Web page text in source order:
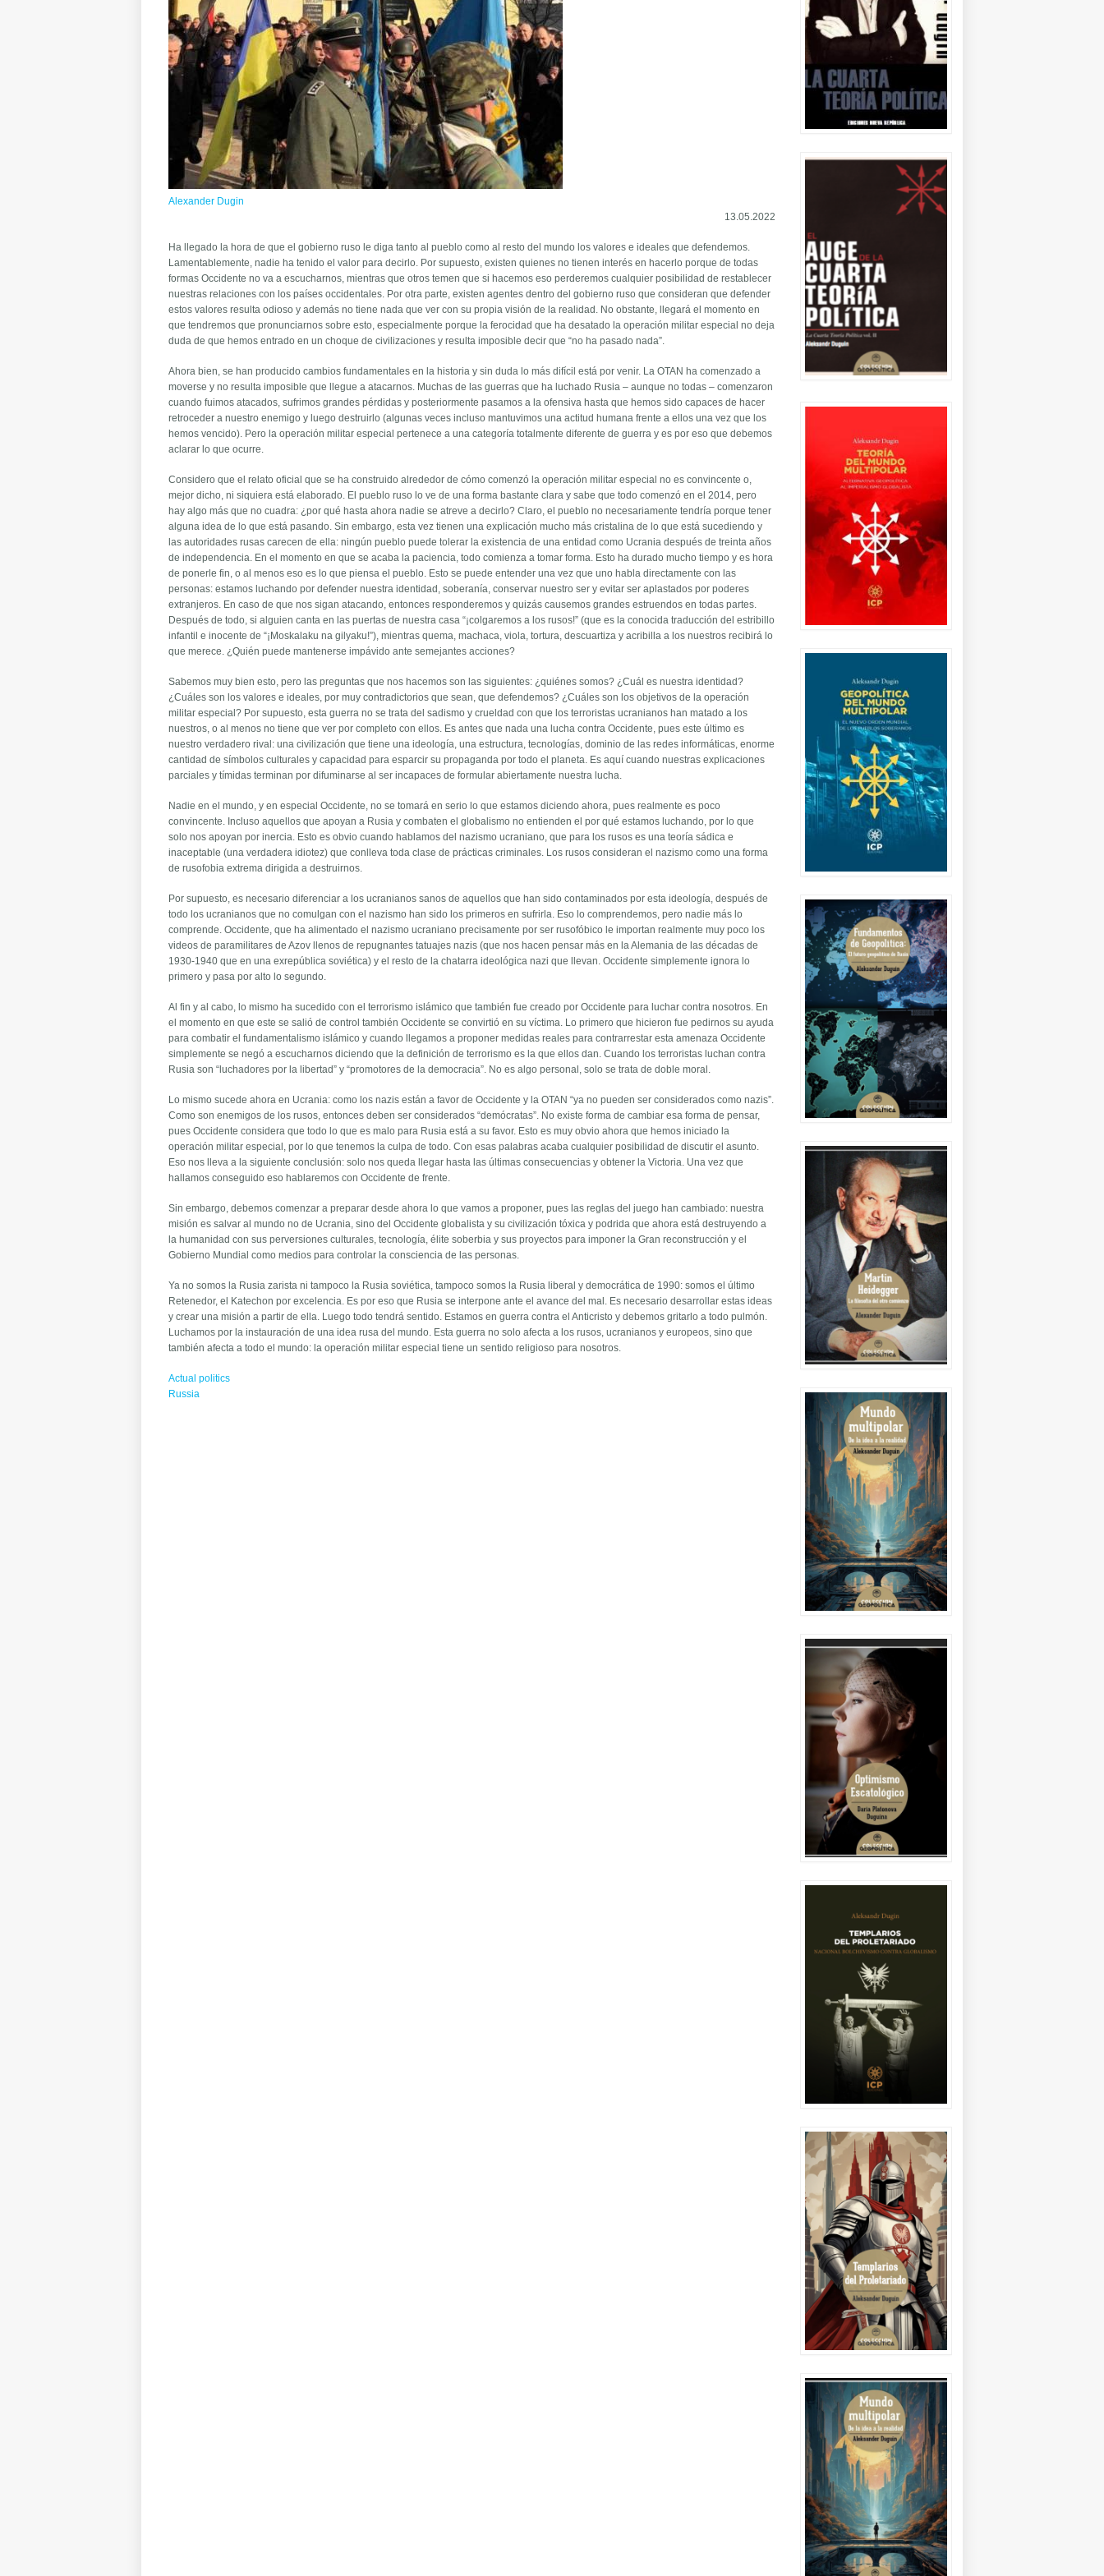
Alexander Dugin
13.05.2022
Ha llegado la hora de que el gobierno ruso le diga tanto al pueblo como al resto del mundo los valores e ideales que defendemos.
Lamentablemente, nadie ha tenido el valor para decirlo. Por supuesto, existen quienes no tienen interés en hacerlo porque de todas
formas Occidente no va a escucharnos, mientras que otros temen que si hacemos eso perderemos cualquier posibilidad de restablecer
nuestras relaciones con los países occidentales. Por otra parte, existen agentes dentro del gobierno ruso que consideran que defender
estos valores resulta odioso y además no tiene nada que ver con su propia visión de la realidad. No obstante, llegará el momento en
que tendremos que pronunciarnos sobre esto, especialmente porque la ferocidad que ha desatado la operación militar especial no deja
duda de que hemos entrado en un choque de civilizaciones y resulta imposible decir que “no ha pasado nada”.
Ahora bien, se han producido cambios fundamentales en la historia y sin duda lo más difícil está por venir. La OTAN ha comenzado a
moverse y no resulta imposible que llegue a atacarnos. Muchas de las guerras que ha luchado Rusia – aunque no todas – comenzaron
cuando fuimos atacados, sufrimos grandes pérdidas y posteriormente pasamos a la ofensiva hasta que hemos sido capaces de hacer
retroceder a nuestro enemigo y luego destruirlo (algunas veces incluso mantuvimos una actitud humana frente a ellos una vez que los
hemos vencido). Pero la operación militar especial pertenece a una categoría totalmente diferente de guerra y es por eso que debemos
aclarar lo que ocurre.
Considero que el relato oficial que se ha construido alrededor de cómo comenzó la operación militar especial no es convincente o,
mejor dicho, ni siquiera está elaborado. El pueblo ruso lo ve de una forma bastante clara y sabe que todo comenzó en el 2014, pero
hay algo más que no cuadra: ¿por qué hasta ahora nadie se atreve a decirlo? Claro, el pueblo no necesariamente tendría porque tener
alguna idea de lo que está pasando. Sin embargo, esta vez tienen una explicación mucho más cristalina de lo que está sucediendo y
las autoridades rusas carecen de ella: ningún pueblo puede tolerar la existencia de una entidad como Ucrania después de treinta años
de independencia. En el momento en que se acaba la paciencia, todo comienza a tomar forma. Esto ha durado mucho tiempo y es hora
de ponerle fin, o al menos eso es lo que piensa el pueblo. Esto se puede entender una vez que uno habla directamente con las
personas: estamos luchando por defender nuestra identidad, soberanía, conservar nuestro ser y evitar ser aplastados por poderes
extranjeros. En caso de que nos sigan atacando, entonces responderemos y quizás causemos grandes estruendos en todas partes.
Después de todo, si alguien canta en las puertas de nuestra casa “¡colgaremos a los rusos!” (que es la conocida traducción del estribillo
infantil e inocente de “¡Moskalaku na gilyaku!”), mientras quema, machaca, viola, tortura, descuartiza y acribilla a los nuestros recibirá lo
que merece. ¿Quién puede mantenerse impávido ante semejantes acciones?
Sabemos muy bien esto, pero las preguntas que nos hacemos son las siguientes: ¿quiénes somos? ¿Cuál es nuestra identidad?
¿Cuáles son los valores e ideales, por muy contradictorios que sean, que defendemos? ¿Cuáles son los objetivos de la operación
militar especial? Por supuesto, esta guerra no se trata del sadismo y crueldad con que los terroristas ucranianos han matado a los
nuestros, o al menos no tiene que ver por completo con ellos. Es antes que nada una lucha contra Occidente, pues este último es
nuestro verdadero rival: una civilización que tiene una ideología, una estructura, tecnologías, dominio de las redes informáticas, enorme
cantidad de símbolos culturales y capacidad para esparcir su propaganda por todo el planeta. Es aquí cuando nuestras explicaciones
parciales y tímidas terminan por difuminarse al ser incapaces de formular abiertamente nuestra lucha.
Nadie en el mundo, y en especial Occidente, no se tomará en serio lo que estamos diciendo ahora, pues realmente es poco
convincente. Incluso aquellos que apoyan a Rusia y combaten el globalismo no entienden el por qué estamos luchando, por lo que
solo nos apoyan por inercia. Esto es obvio cuando hablamos del nazismo ucraniano, que para los rusos es una teoría sádica e
inaceptable (una verdadera idiotez) que conlleva toda clase de prácticas criminales. Los rusos consideran el nazismo como una forma
de rusofobia extrema dirigida a destruirnos.
Por supuesto, es necesario diferenciar a los ucranianos sanos de aquellos que han sido contaminados por esta ideología, después de
todo los ucranianos que no comulgan con el nazismo han sido los primeros en sufrirla. Eso lo comprendemos, pero nadie más lo
comprende. Occidente, que ha alimentado el nazismo ucraniano precisamente por ser rusofóbico le importan realmente muy poco los
videos de paramilitares de Azov llenos de repugnantes tatuajes nazis (que nos hacen pensar más en la Alemania de las décadas de
1930-1940 que en una exrepública soviética) y el resto de la chatarra ideológica nazi que llevan. Occidente simplemente ignora lo
primero y pasa por alto lo segundo.
Al fin y al cabo, lo mismo ha sucedido con el terrorismo islámico que también fue creado por Occidente para luchar contra nosotros. En
el momento en que este se salió de control también Occidente se convirtió en su víctima. Lo primero que hicieron fue pedirnos su ayuda
para combatir el fundamentalismo islámico y cuando llegamos a proponer medidas reales para contrarrestar esta amenaza Occidente
simplemente se negó a escucharnos diciendo que la definición de terrorismo es la que ellos dan. Cuando los terroristas luchan contra
Rusia son “luchadores por la libertad” y “promotores de la democracia”. No es algo personal, solo se trata de doble moral.
Lo mismo sucede ahora en Ucrania: como los nazis están a favor de Occidente y la OTAN “ya no pueden ser considerados como nazis”.
Como son enemigos de los rusos, entonces deben ser considerados “demócratas”. No existe forma de cambiar esa forma de pensar,
pues Occidente considera que todo lo que es malo para Rusia está a su favor. Esto es muy obvio ahora que hemos iniciado la
operación militar especial, por lo que tenemos la culpa de todo. Con esas palabras acaba cualquier posibilidad de discutir el asunto.
Eso nos lleva a la siguiente conclusión: solo nos queda llegar hasta las últimas consecuencias y obtener la Victoria. Una vez que
hallamos conseguido eso hablaremos con Occidente de frente.
Sin embargo, debemos comenzar a preparar desde ahora lo que vamos a proponer, pues las reglas del juego han cambiado: nuestra
misión es salvar al mundo no de Ucrania, sino del Occidente globalista y su civilización tóxica y podrida que ahora está destruyendo a
la humanidad con sus perversiones culturales, tecnología, élite soberbia y sus proyectos para imponer la Gran reconstrucción y el
Gobierno Mundial como medios para controlar la consciencia de las personas.
Ya no somos la Rusia zarista ni tampoco la Rusia soviética, tampoco somos la Rusia liberal y democrática de 1990: somos el último
Retenedor, el Katechon por excelencia. Es por eso que Rusia se interpone ante el avance del mal. Es necesario desarrollar estas ideas
y crear una misión a partir de ella. Luego todo tendrá sentido. Estamos en guerra contra el Anticristo y debemos gritarlo a todo pulmón.
Luchamos por la instauración de una idea rusa del mundo. Esta guerra no solo afecta a los rusos, ucranianos y europeos, sino que
también afecta a todo el mundo: la operación militar especial tiene un sentido religioso para nosotros.
Actual politics
Russia